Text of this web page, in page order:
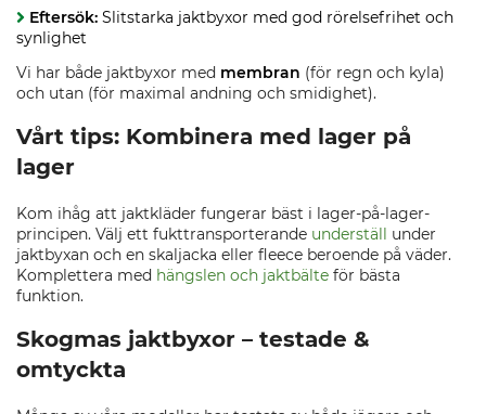
Eftersök: Slitstarka jaktbyxor med god rörelsefrihet och
synlighet
Vi har både jaktbyxor med membran (för regn och kyla)
och utan (för maximal andning och smidighet).
Vårt tips: Kombinera med lager på
lager
Kom ihåg att jaktkläder fungerar bäst i lager-på-lager-
principen. Välj ett fukttransporterande underställ under
jaktbyxan och en skaljacka eller fleece beroende på väder.
Komplettera med hängslen och jaktbälte för bästa
funktion.
Skogmas jaktbyxor – testade &
omtyckta